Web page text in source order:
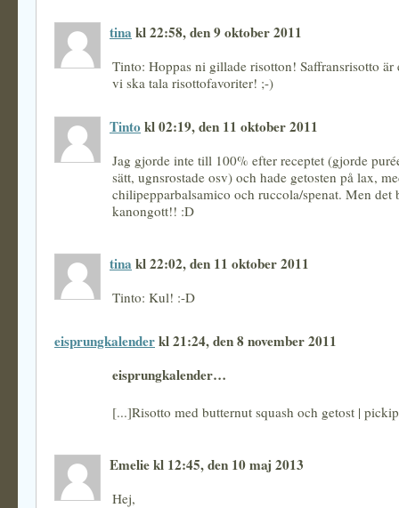
tina kl 22:58, den 9 oktober 2011
Tinto: Hoppas ni gillade risotton! Saffransrisotto är
vi ska tala risottofavoriter! ;-)
Tintokl 02:19, den 11 oktober 2011
Jag gjorde inte till 100% efter receptet (gjorde
sätt, ugnsrostade osv) och hade getosten på lax,
chilipepparbalsamico och ruccola/spenat. Men det
kanongott!! :D
tina kl 22:02, den 11 oktober 2011
Tinto: Kul! :-D
eisprungkalenderkl 21:24, den 8 november 2011
eisprungkalender…
[...]Risotto med butternut squash och getost |
Emelie kl 12:45, den 10 maj 2013
Hej,